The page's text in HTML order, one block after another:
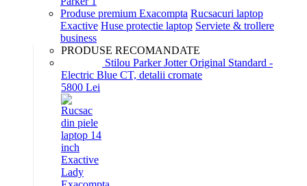
Produse premium Exacompta Rucsacuri laptop
Exactive Huse protectie laptop Serviete & trollere
business
PRODUSE RECOMANDATE
Stilou Parker Jotter Original Standard -
Electric Blue CT, detalii cromate
5800 Lei